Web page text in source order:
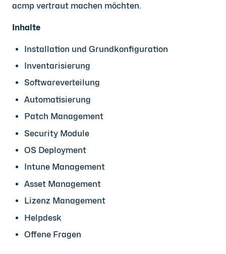
acmp vertraut machen möchten.
Inhalte
Installation und Grundkonfiguration
Inventarisierung
Softwareverteilung
Automatisierung
Patch Management
Security Module
OS Deployment
Intune Management
Asset Management
Lizenz Management
Helpdesk
Offene Fragen